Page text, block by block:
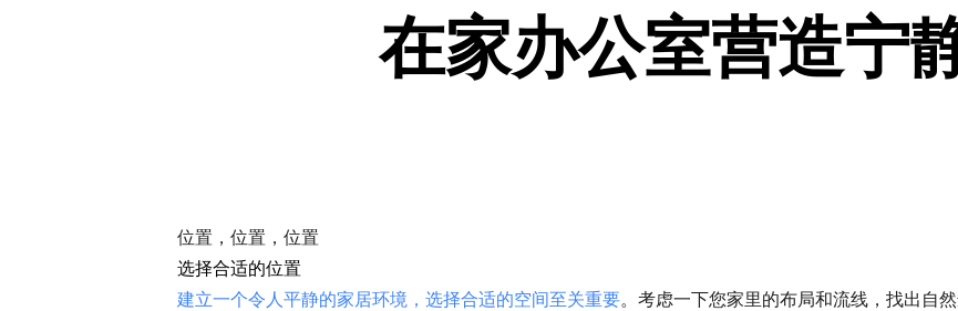
在家办公室营造宁
位置，位置，位置
选择合适的位置
建立一个令人平静的家居环境，选择合适的空间至关重要。考虑一下您家里的布局和流线，找出自